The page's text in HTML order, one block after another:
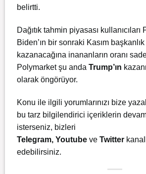
belirtti.
Dağıtık tahmin piyasası kullanıcıları
Biden’ın bir sonraki Kasım başkanlık
kazanacağına inananların oranı
Polymarket şu anda Trump’ın
olarak öngörüyor.
Konu ile ilgili yorumlarınızı bize
bu tarz bilgilendirici içeriklerin
isterseniz, bizleri
Telegram, Youtube ve Twitter
edebilirsiniz.